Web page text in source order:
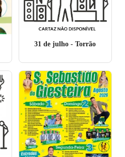
31 de julho - Torrão